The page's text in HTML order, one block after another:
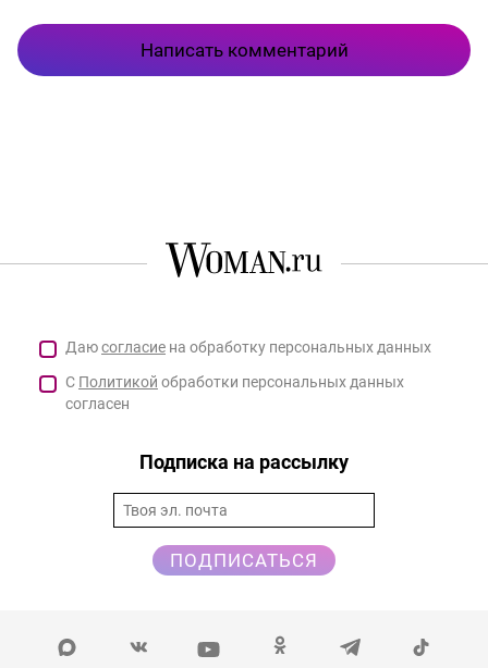
Написать комментарий
Даюсогласие на обработку персональных данных
С Политикой обработки персональных данных
согласен
Подписка на рассылку
ПОДПИСАТЬСЯ